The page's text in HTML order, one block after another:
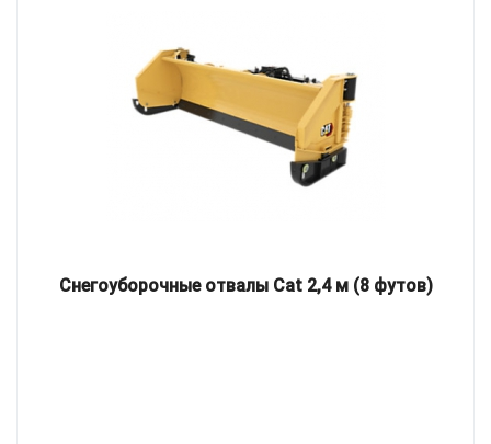
Снегоуборочные отвалы Cat 2,4 м (8 футов)